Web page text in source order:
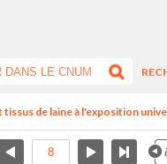
de laine à l'exposition